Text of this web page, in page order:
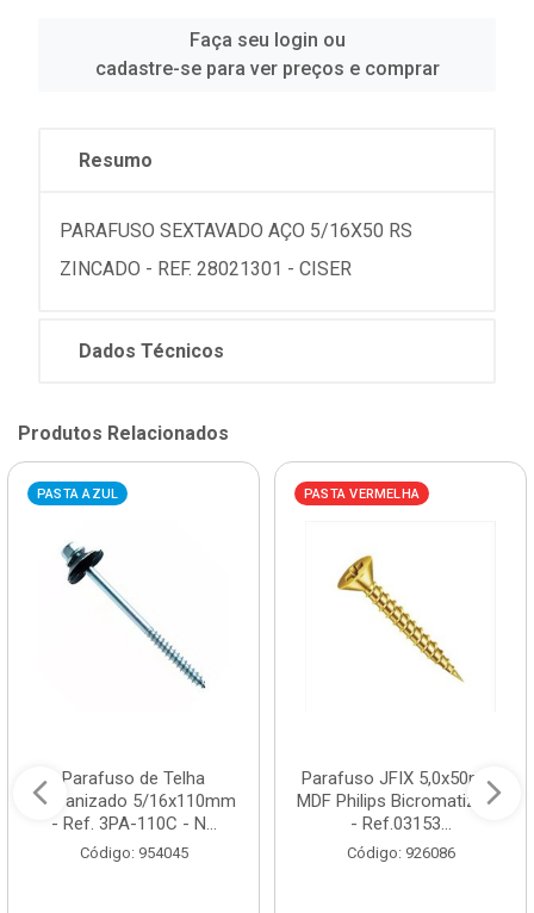
Faça seu login ou
cadastre-se para ver preços e comprar
Resumo
PARAFUSO SEXTAVADO AÇO 5/16X50 RS
ZINCADO - REF. 28021301 - CISER
Dados Técnicos
Produtos Relacionados
PASTA AZUL
Parafuso de Telha
Galvanizado 5/16x110mm
- Ref. 3PA-110C - N...
Código: 954045
PASTA VERMELHA
Parafuso JFIX 5,0x50mm
MDF Philips Bicromatizado
- Ref.03153...
Código: 926086